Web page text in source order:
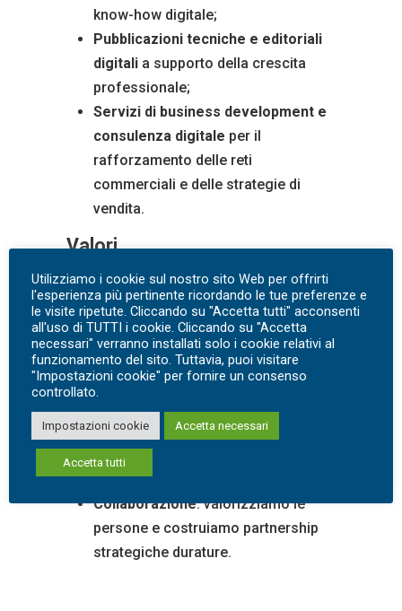
know-how digitale;
Pubblicazioni tecniche e editoriali
digitali a supporto della crescita
professionale;
Servizi di business development e
consulenza digitale per il
rafforzamento delle reti
commerciali e delle strategie di
vendita.
Valori
Il nostro approccio si fonda su valori
solidi e condivisi:
Innovazione : trasformiamo i
cambiamenti in opportunità di
crescita;
trasparenza e competenza;
Eccellenza
standard qualitativi in ogni progetto;
Collaborazione: valorizziamo le
persone e costruiamo partnership
strategiche durature.
Utilizziamo i cookie sul nostro sito Web per offrirti
l'esperienza più pertinente ricordando le tue preferenze e
le visite ripetute. Cliccando su "Accetta tutti" acconsenti
all'uso di TUTTI i cookie. Cliccando su "Accetta
necessari" verranno installati solo i cookie relativi al
funzionamento del sito. Tuttavia, puoi visitare
"Impostazioni cookie" per fornire un consenso
controllato.
Impostazioni cookie Accetta necessari
Accetta tutti